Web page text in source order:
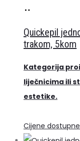
Quickepil
trakom, 5kom
Kategorija
liječnicima ili
estetike.
Cijene